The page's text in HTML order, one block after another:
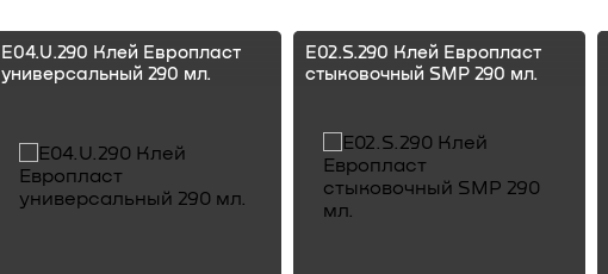
E04.U.290 Клей Европласт
универсальный 290 мл.
E02.S.290 Клей Европласт
стыковочный SMP 290 мл.